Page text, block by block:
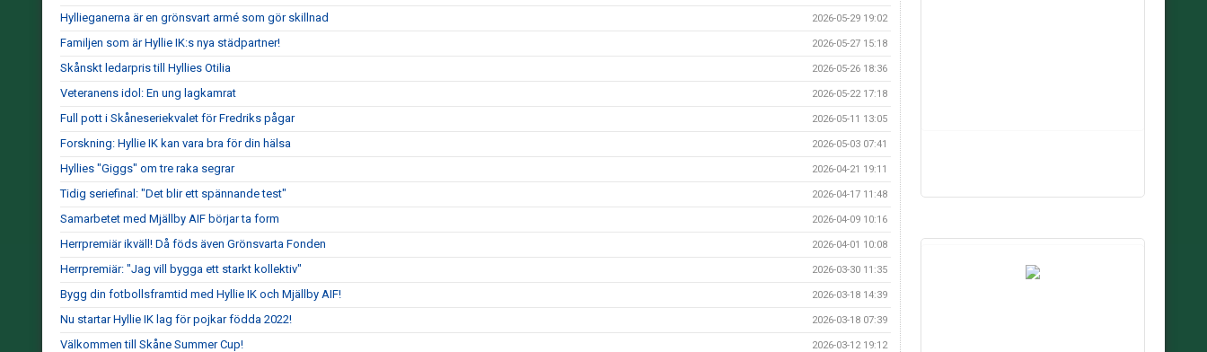
Hyllieganerna är en grönsvart armé som gör skillnad 2026-05-29 19:02
Familjen som är Hyllie IK:s nya städpartner! 2026-05-27 15:18
Skånskt ledarpris till Hyllies Otilia 2026-05-26 18:36
Veteranens idol: En ung lagkamrat 2026-05-22 17:18
Full pott i Skåneseriekvalet för Fredriks pågar 2026-05-11 13:05
Forskning: Hyllie IK kan vara bra för din hälsa 2026-05-03 07:41
Hyllies "Giggs" om tre raka segrar 2026-04-21 19:11
Tidig seriefinal: "Det blir ett spännande test" 2026-04-17 11:48
Samarbetet med Mjällby AIF börjar ta form 2026-04-09 10:16
Herrpremiär ikväll! Då föds även Grönsvarta Fonden 2026-04-01 10:08
Herrpremiär: "Jag vill bygga ett starkt kollektiv" 2026-03-30 11:35
Bygg din fotbollsframtid med Hyllie IK och Mjällby AIF! 2026-03-18 14:39
Nu startar Hyllie IK lag för pojkar födda 2022! 2026-03-18 07:39
Välkommen till Skåne Summer Cup! 2026-03-12 19:12